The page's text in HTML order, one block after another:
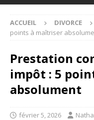
ACCUEIL DIVORCE
points à maîtriser
Prestation
impôt : 5
absolument
février 5, 2026